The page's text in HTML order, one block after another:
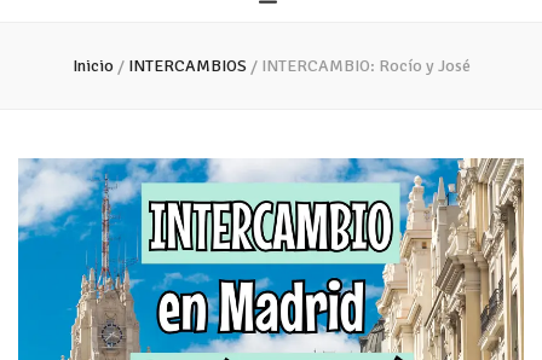
Inicio / INTERCAMBIOS / INTERCAMBIO: Rocío y José